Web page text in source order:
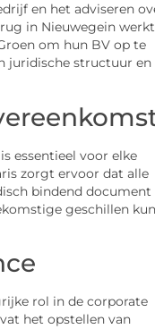
en het adviseren
in Nieuwegein
om hun BV op te
juridische structuur en
essentieel voor elke
zorgt ervoor dat alle
bindend document
geschillen
rol in de corporate
het opstellen van